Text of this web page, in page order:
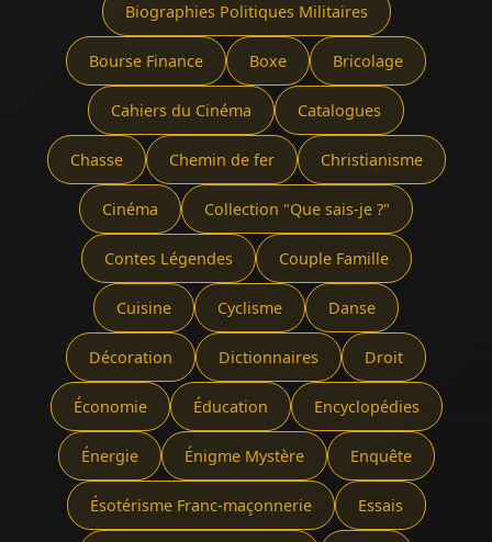
Biographies Politiques Militaires
Bourse Finance Boxe Bricolage
Cahiers du Cinéma Catalogues
Chasse Chemin de fer Christianisme
Cinéma Collection "Que sais-je ?"
Contes Légendes Couple Famille
Cuisine Cyclisme Danse
Décoration Dictionnaires Droit
Économie Éducation Encyclopédies
Énergie Énigme Mystère Enquête
Ésotérisme Franc-maçonnerie Essais